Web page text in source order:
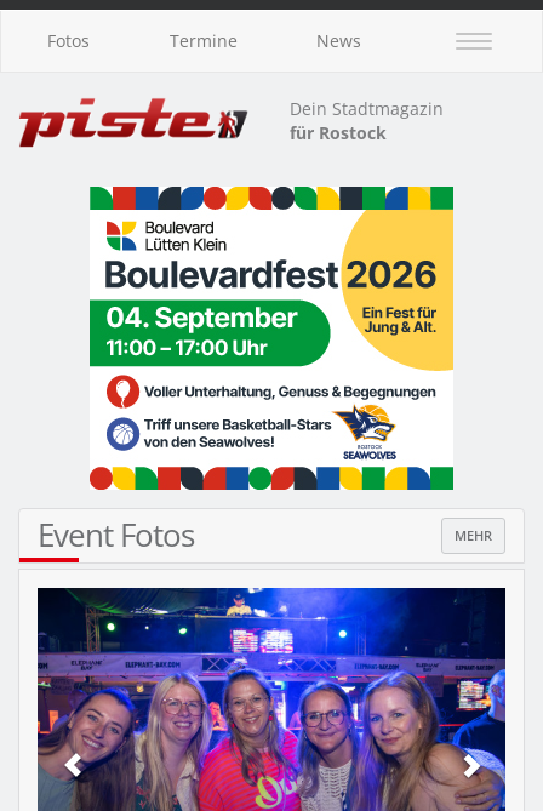
Fotos Termine News
Dein Stadtmagazin
für Rostock
Event Fotos MEHR